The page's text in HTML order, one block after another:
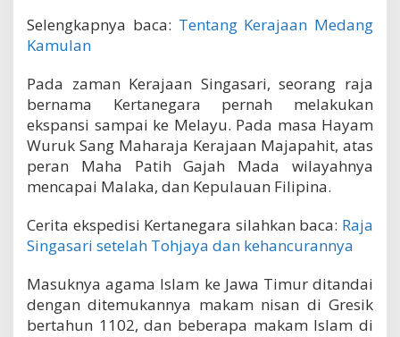
Selengkapnya baca: Tentang Kerajaan Medang
Kamulan
Pada zaman Kerajaan Singasari, seorang raja
bernama Kertanegara pernah melakukan
ekspansi sampai ke Melayu. Pada masa Hayam
Wuruk Sang Maharaja Kerajaan Majapahit, atas
peran Maha Patih Gajah Mada wilayahnya
mencapai Malaka, dan Kepulauan Filipina.
Cerita ekspedisi Kertanegara silahkan baca: Raja
Singasari setelah Tohjaya dan kehancurannya
Masuknya agama Islam ke Jawa Timur ditandai
dengan ditemukannya makam nisan di Gresik
bertahun 1102, dan beberapa makam Islam di